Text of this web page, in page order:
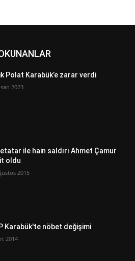
Polat Karabük’e zarar verdi
2023
ile hain saldırı Ahmet Çamur
oldu
2015
Karabük'te nöbet değişimi
2014